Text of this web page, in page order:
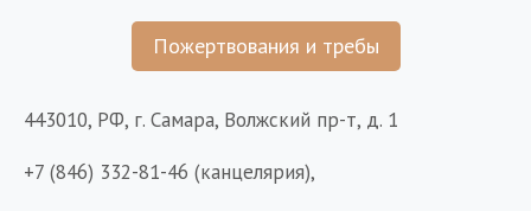
Пожертвования и требы
443010, РФ, г. Самара, Волжский пр-т, д. 1
+7 (846) 332-81-46 (канцелярия),